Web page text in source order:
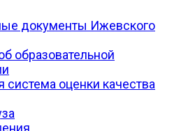
документы Ижевского
образовательной
система оценки качества